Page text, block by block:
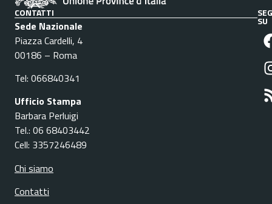
CONTATTI
Sede Nazionale
Piazza Cardelli, 4
00186 – Roma
Tel: 066840341
Ufficio Stampa
Barbara Perluigi
Tel.: 06 68403442
Cell: 3357246489
Chi siamo
Contatti
SU